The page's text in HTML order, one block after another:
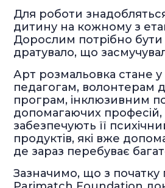
Для роботи
дитину на кожному з
Дорослим потрібно
дратувало, що
Арт розмальовка стане
педагогам, волонтерам
програм, інклюзивним
допомагаючих професій,
забезпечують її
продуктів, які вже
де зараз перебуває
Зазначимо, що з